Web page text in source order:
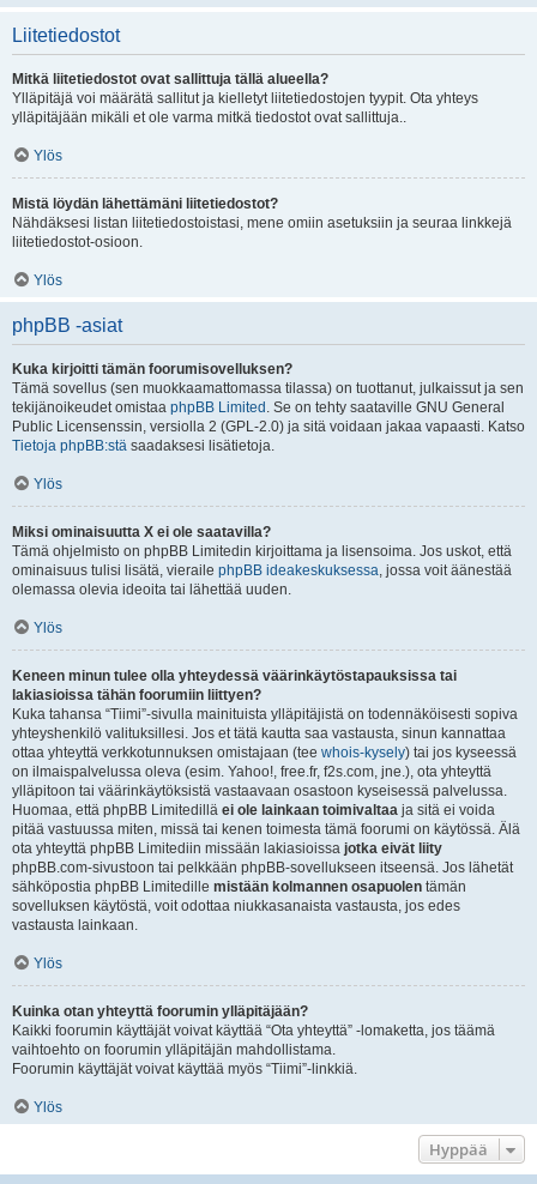
Liitetiedostot
Mitkä liitetiedostot ovat sallittuja tällä alueella?
Ylläpitäjä voi määrätä sallitut ja kielletyt liitetiedostojen tyypit. Ota yhteys
ylläpitäjään mikäli et ole varma mitkä tiedostot ovat sallittuja..
Ylös
Mistä löydän lähettämäni liitetiedostot?
Nähdäksesi listan liitetiedostoistasi, mene omiin asetuksiin ja seuraa linkkejä
liitetiedostot-osioon.
Ylös
phpBB -asiat
Kuka kirjoitti tämän foorumisovelluksen?
Tämä sovellus (sen muokkaamattomassa tilassa) on tuottanut, julkaissut ja sen
tekijänoikeudet omistaa phpBB Limited . Se on tehty saataville GNU General
Public Licensenssin, versiolla 2 (GPL-2.0) ja sitä voidaan jakaa vapaasti. Katso
Tietoja phpBB:stä saadaksesi lisätietoja.
Ylös
Miksi ominaisuutta X ei ole saatavilla?
Tämä ohjelmisto on phpBB Limitedin kirjoittama ja lisensoima. Jos uskot, että
ominaisuus tulisi lisätä, vieraile phpBB ideakeskuksessa, jossa voit äänestää
olemassa olevia ideoita tai lähettää uuden.
Ylös
Keneen minun tulee olla yhteydessä väärinkäytöstapauksissa tai
lakiasioissa tähän foorumiin liittyen?
Kuka tahansa “Tiimi”-sivulla mainituista ylläpitäjistä on todennäköisesti sopiva
yhteyshenkilö valituksillesi. Jos et tätä kautta saa vastausta, sinun kannattaa
ottaa yhteyttä verkkotunnuksen omistajaan (tee whois-kysely) tai jos kyseessä
on ilmaispalvelussa oleva (esim. Yahoo!, free.fr, f2s.com, jne.), ota yhteyttä
ylläpitoon tai väärinkäytöksistä vastaavaan osastoon kyseisessä palvelussa.
Huomaa, että phpBB Limitedillä ei ole lainkaan toimivaltaa ja sitä ei voida
pitää vastuussa miten, missä tai kenen toimesta tämä foorumi on käytössä. Älä
ota yhteyttä phpBB Limitediin missään lakiasioissa jotka eivät liity
phpBB.com-sivustoon tai pelkkään phpBB-sovellukseen itseensä. Jos lähetät
sähköpostia phpBB Limitedille mistään kolmannen osapuolen tämän
sovelluksen käytöstä, voit odottaa niukkasanaista vastausta, jos edes
vastausta lainkaan.
Ylös
Kuinka otan yhteyttä foorumin ylläpitäjään?
Kaikki foorumin käyttäjät voivat käyttää “Ota yhteyttä” -lomaketta, jos täämä
vaihtoehto on foorumin ylläpitäjän mahdollistama.
Foorumin käyttäjät voivat käyttää myös “Tiimi”-linkkiä.
Ylös
Hyppää